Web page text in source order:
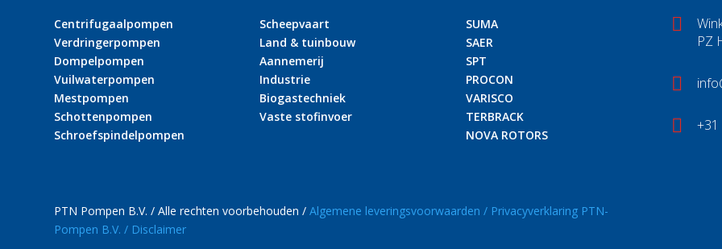
Centrifugaalpompen
Verdringerpompen
Dompelpompen
Vuilwaterpompen
Mestpompen
Schottenpompen
Schroefspindelpompen
Scheepvaart
Land & tuinbouw
Aannemerij
Industrie
Biogastechniek
Vaste stofinvoer
SUMA
SAER
SPT
PROCON
VARISCO
TERBRACK
NOVA ROTORS

PZ

 +31
PTN Pompen B.V. / Alle rechten voorbehouden /Algemene leveringsvoorwaarden / Privacyverklaring PTN-
Pompen B.V. / Disclaimer